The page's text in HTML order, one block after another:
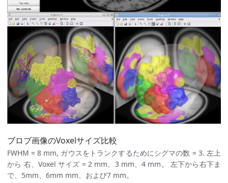
ブロブ画像のVoxelサイズ比較
FWHM = 8 mm, ガウスをトランクするためにシグマの数 = 3. 左上
から 右、Voxel サイズ = 2 mm、3 mm、4 mm。 左下から右下ま
で、5mm、6mm mm、および7 mm。